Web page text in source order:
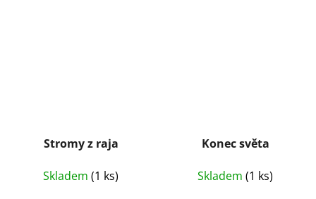
Stromy z raja
Skladem (1 ks)
Konec světa
Skladem (1 ks)